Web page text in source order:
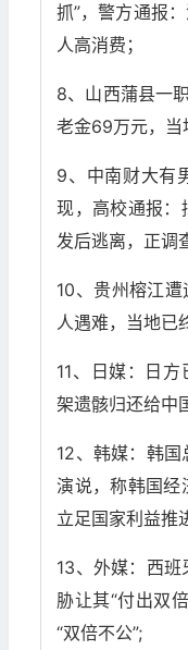
抓”，警方通报
人高消费；
8、山西蒲县一
老金69万元，当
9、中南财大有
现，高校通报：
发后逃离，正调
10、贵州榕江
人遇难，当地已
11、日媒：日
架遗骸归还给中
12、韩媒：韩
演说，称韩国经
立足国家利益推
13、外媒：西
胁让其“付出双
“双倍不公”;